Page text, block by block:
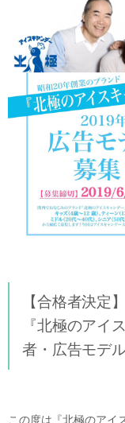
【合格者決定】
『北極のアイ
者・広告モデ
この度は『北極のアイ